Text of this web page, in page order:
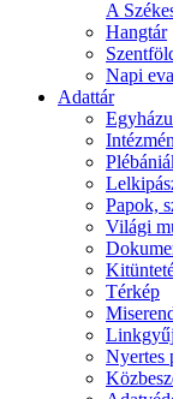
A
Hangtár
Napi
Adattár
Papok,
Világi
Térkép
Nyertes